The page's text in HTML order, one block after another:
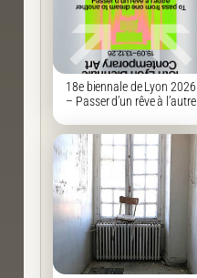
18e biennale de Lyon 2026
– Passer d’un rêve à l’autre